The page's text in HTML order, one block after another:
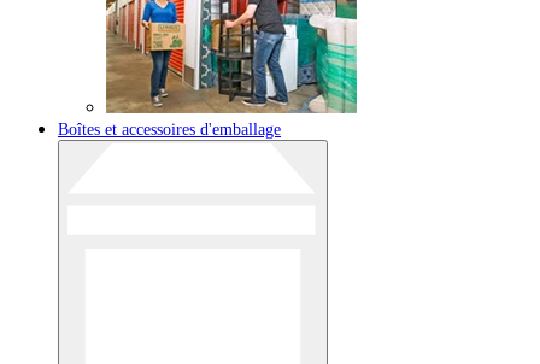
Boîtes et accessoires d'emballage